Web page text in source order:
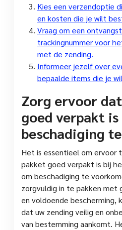
Kies een verzendoptie
en kosten die je wilt
Vraag om een
trackingnummer voor
met de zending.
Informeer jezelf over
bepaalde items die je
Zorg ervoor
goed verpakt is
beschadiging
Het is essentieel om ervoor
pakket goed verpakt is bij
om beschadiging te
zorgvuldig in te pakken met
en voldoende bescherming,
dat uw zending veilig en
van bestemming aankomt.